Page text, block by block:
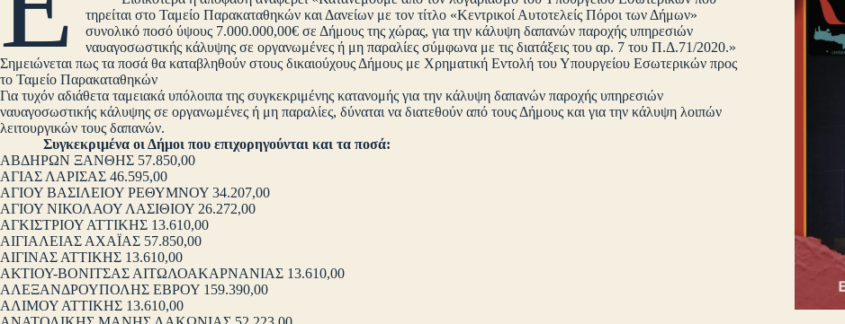
τηρείται στο Ταμείο Παρακαταθηκών και Δανείων με τον τίτλο «Κεντρικοί Αυτοτελείς Πόροι των Δήμων»
συνολικό ποσό ύψους 7.000.000,00€ σε Δήμους της χώρας, για την κάλυψη δαπανών παροχής υπηρεσιών
ναυαγοσωστικής κάλυψης σε οργανωμένες ή μη παραλίες σύμφωνα με τις διατάξεις του αρ. 7 του Π.Δ.71/2020.»
Σημειώνεται πως τα ποσά θα καταβληθούν στους δικαιούχους Δήμους με Χρηματική Εντολή του Υπουργείου Εσωτερικών προς
το Ταμείο Παρακαταθηκών
Για τυχόν αδιάθετα ταμειακά υπόλοιπα της συγκεκριμένης κατανομής για την κάλυψη δαπανών παροχής υπηρεσιών
ναυαγοσωστικής κάλυψης σε οργανωμένες ή μη παραλίες, δύναται να διατεθούν από τους Δήμους και για την κάλυψη λοιπών
λειτουργικών τους δαπανών.
Συγκεκριμένα οι Δήμοι που επιχορηγούνται και τα ποσά:
ΑΒΔΗΡΩΝ ΞΑΝΘΗΣ 57.850,00
ΑΓΙΑΣ ΛΑΡΙΣΑΣ 46.595,00
ΑΓΙΟΥ ΒΑΣΙΛΕΙΟΥ ΡΕΘΥΜΝΟΥ 34.207,00
ΑΓΙΟΥ ΝΙΚΟΛΑΟΥ ΛΑΣΙΘΙΟΥ 26.272,00
ΑΓΚΙΣΤΡΙΟΥ ΑΤΤΙΚΗΣ 13.610,00
ΑΙΓΙΑΛΕΙΑΣ ΑΧΑΪΑΣ 57.850,00
ΑΙΓΙΝΑΣ ΑΤΤΙΚΗΣ 13.610,00
ΑΚΤΙΟΥ-ΒΟΝΙΤΣΑΣ ΑΙΤΩΛΟΑΚΑΡΝΑΝΙΑΣ 13.610,00
ΑΛΕΞΑΝΔΡΟΥΠΟΛΗΣ ΕΒΡΟΥ 159.390,00
ΑΛΙΜΟΥ ΑΤΤΙΚΗΣ 13.610,00